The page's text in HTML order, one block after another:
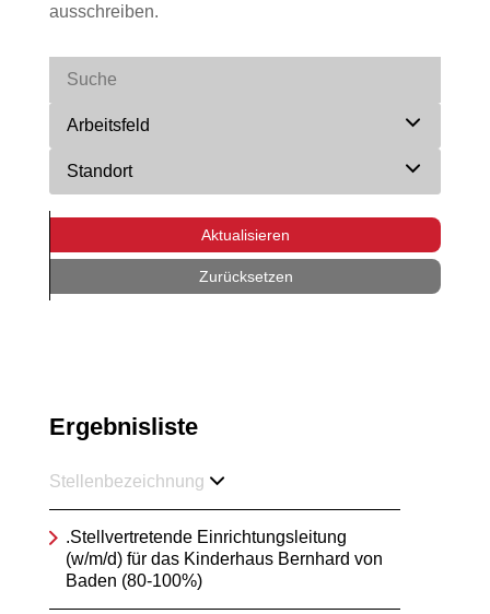
ausschreiben.
Arbeitsfeld
Standort
Aktualisieren
Zurücksetzen
Ergebnisliste
Stellenbezeichnung
.Stellvertretende Einrichtungsleitung
(w/m/d) für das Kinderhaus Bernhard von
Baden (80-100%)